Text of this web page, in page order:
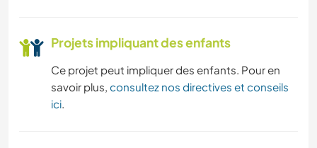
Projets impliquant des enfants
Ce projet peut impliquer des enfants. Pour en
savoir plus, consultez nos directives et conseils
ici.